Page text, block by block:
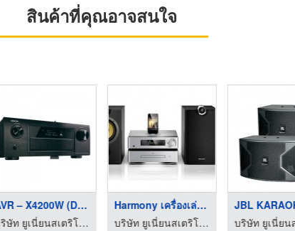
สินค้าที่คุณอาจสนใจ
AVR – X4200W (DENON)
บริษัท ยูเนี่ยนสเตริโอ จำกัด
Harmony เครื่องเล่น ...
บริษัท ยูเนี่ยนสเตริโอ จำกัด